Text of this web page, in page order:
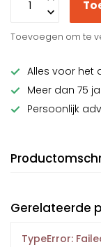
Toevoegen om te
Alles voor het
Meer dan 75
Persoonlijk
Gerelateerde
TypeError: